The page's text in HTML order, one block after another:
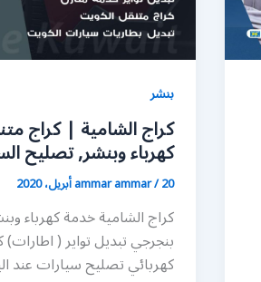
بنشر
كهرباء وبنشر, تصليح
ammar ammar/20 أبريل، 2020
كراج الشامية خدمة كهرباء
بنجرجي تبديل تواير (
كهربائي تصليح سيارات عند